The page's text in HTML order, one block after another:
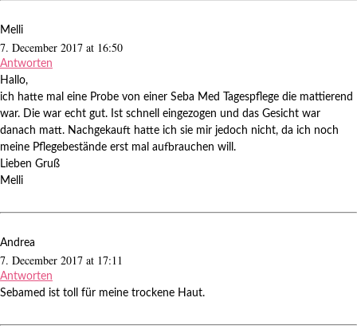
Melli
7. December 2017 at 16:50
Antworten
Hallo,
ich hatte mal eine Probe von einer Seba Med Tagespflege die mattierend
war. Die war echt gut. Ist schnell eingezogen und das Gesicht war
danach matt. Nachgekauft hatte ich sie mir jedoch nicht, da ich noch
meine Pflegebestände erst mal aufbrauchen will.
Lieben Gruß
Melli
Andrea
7. December 2017 at 17:11
Antworten
Sebamed ist toll für meine trockene Haut.